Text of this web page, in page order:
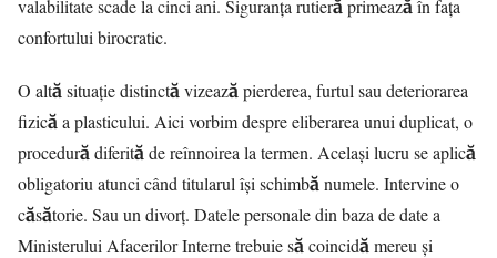
valabilitate scade la cinci ani. Siguranța rutieră primează în fața
confortului birocratic.
O altă situație distinctă vizează pierderea, furtul sau deteriorarea
fizică a plasticului. Aici vorbim despre eliberarea unui duplicat, o
procedură diferită de reînnoirea la termen. Același lucru se aplică
obligatoriu atunci când titularul își schimbă numele. Intervine o
căsătorie. Sau un divorț. Datele personale din baza de date a
Ministerului Afacerilor Interne trebuie să coincidă mereu și